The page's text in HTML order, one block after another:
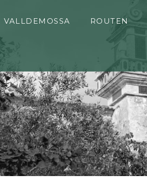
VALLDEMOSSA ROUTEN